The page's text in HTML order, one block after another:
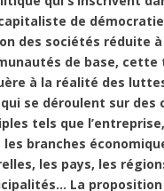
de
des sociétés réduite
de base, cette
à la réalité des
se déroulent sur des
tels que
branches
les pays, les
La proposition